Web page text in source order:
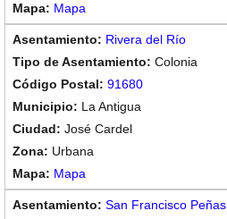
Mapa
Rivera del Río
Colonia
91680
La Antigua
José Cardel
Urbana
Mapa
San Francisco Peñas